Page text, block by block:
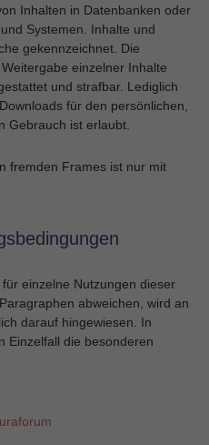
Inhalten in Datenbanken oder
Systemen. Inhalte und
gekennzeichnet. Die
einzelner Inhalte
und strafbar. Lediglich
für den persönlichen,
Gebrauch ist erlaubt.
fremden Frames ist nur mit
einzelne Nutzungen dieser
abweichen, wird an
darauf hingewiesen. In
Einzelfall die besonderen